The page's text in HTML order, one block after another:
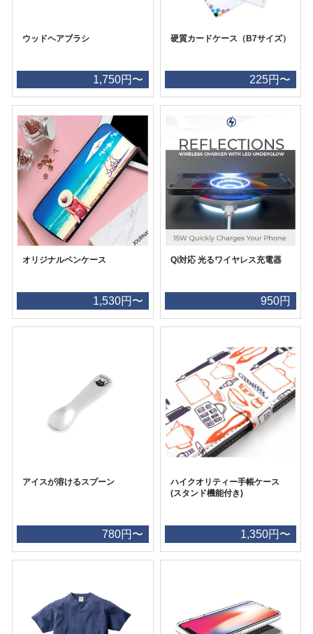
ウッドヘアブラシ
1,750円〜
硬質カードケース（B7サイズ）
225円〜
オリジナルペンケース
1,530円〜
Qi対応 光るワイヤレス充電器
950円
アイスが溶けるスプーン
780円〜
ハイクオリティー手帳ケース
(スタンド機能付き)
1,350円〜